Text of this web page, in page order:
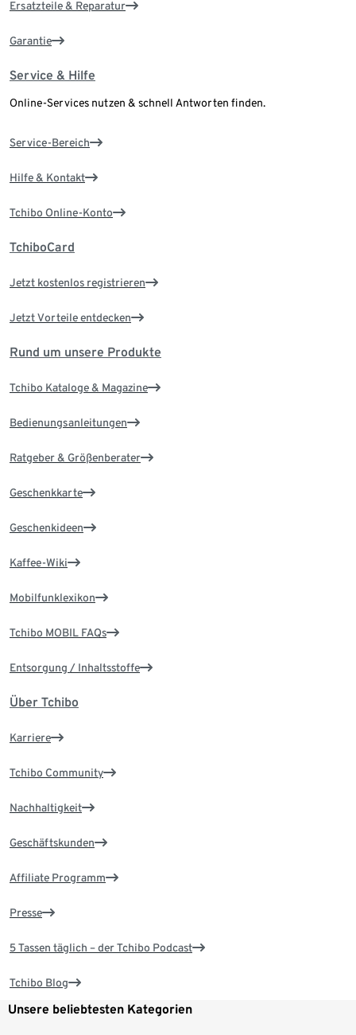
Ersatzteile & Reparatur
Garantie
Service & Hilfe
Online-Services nutzen & schnell Antworten finden.
Service-Bereich
Hilfe & Kontakt
Tchibo Online-Konto
TchiboCard
Jetzt kostenlos registrieren
Jetzt Vorteile entdecken
Rund um unsere Produkte
Tchibo Kataloge & Magazine
Bedienungsanleitungen
Ratgeber & Größenberater
Geschenkkarte
Geschenkideen
Kaffee-Wiki
Mobilfunklexikon
Tchibo MOBIL FAQs
Entsorgung / Inhaltsstoffe
Über Tchibo
Karriere
Tchibo Community
Nachhaltigkeit
Geschäftskunden
Affiliate Programm
Presse
5 Tassen täglich – der Tchibo Podcast
Tchibo Blog
Unsere beliebtesten Kategorien